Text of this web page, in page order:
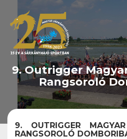
9. Outrigger
Rangsoroló
9. OUTRIGGER
RANGSOROLÓ